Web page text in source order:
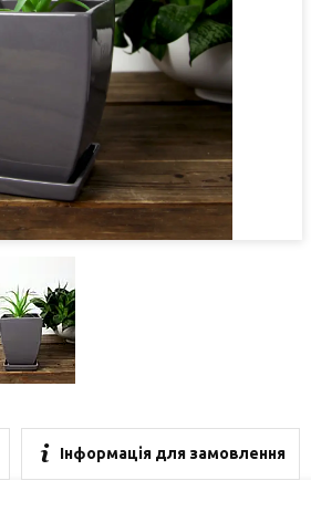
Інформація для замовлення